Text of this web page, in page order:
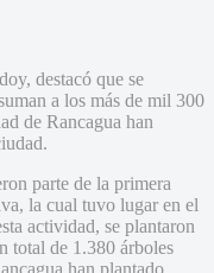
destacó que se
a los más de mil 300
de Rancagua han
parte de la primera
la cual tuvo lugar en el
actividad, se plantaron
total de 1.380 árboles
han plantado